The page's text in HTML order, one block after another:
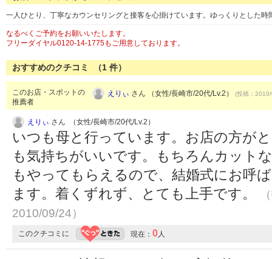
一人ひとり、丁寧なカウンセリングと接客を心掛けています。ゆっくりとした
なるべくご予約をお願いいたします。
フリーダイヤル0120-14-1775もご用意しております。
おすすめのクチコミ （1 件）
このお店・スポットの
推薦者
えりぃ さん （女性/長崎市/20代/Lv.2） (投稿：
えりぃ さん （女性/長崎市/20代/Lv.2）
いつも母と行っています。お店の方が
も気持ちがいいです。もちろんカット
もやってもらえるので、結婚式にお呼
ます。着くずれず、とても上手です。
2010/09/24）
このクチコミに 現在： 0人